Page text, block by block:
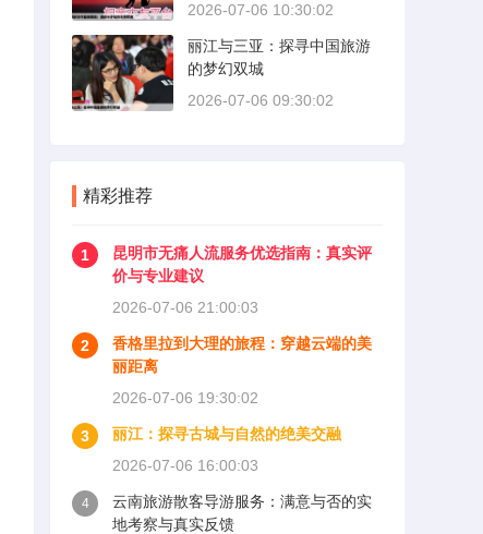
2026-07-06 10:30:02
丽江与三亚：探寻中国旅游
的梦幻双城
2026-07-06 09:30:02
精彩推荐
1
昆明市无痛人流服务优选指南：真实评
价与专业建议
2026-07-06 21:00:03
2
香格里拉到大理的旅程：穿越云端的美
丽距离
2026-07-06 19:30:02
3
丽江：探寻古城与自然的绝美交融
2026-07-06 16:00:03
4
云南旅游散客导游服务：满意与否的实
地考察与真实反馈